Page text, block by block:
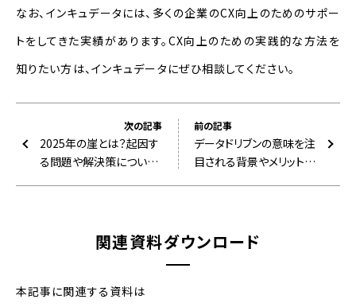
なお、インキュデータには、多くの企業のCX向上のためのサポー
トをしてきた実績があります。CX向上のための実践的な方法を
知りたい方は、インキュデータにぜひ相談してください。
次の記事
2025年の崖とは？起因す
る問題や解決策について
前の記事
データドリブンの意味を注
目される背景やメリット・
関連資料ダウンロード
本記事に関連する資料は